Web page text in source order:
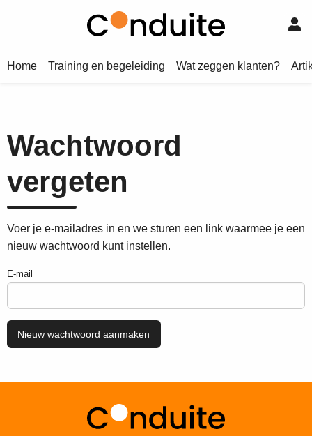
Home Training en begeleiding Wat zeggen klanten?
Wachtwoord
vergeten
Voer je e-mailadres in en we sturen een link waarmee je een
nieuw wachtwoord kunt instellen.
E-mail